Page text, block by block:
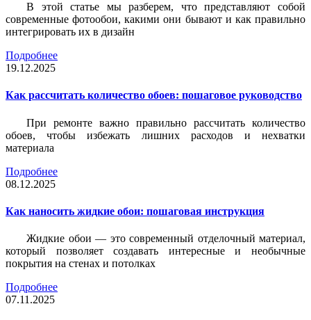
В этой статье мы разберем, что представляют собой
современные фотообои, какими они бывают и как правильно
интегрировать их в дизайн
Подробнее
19.12.2025
Как рассчитать количество обоев: пошаговое руководство
При ремонте важно правильно рассчитать количество
обоев, чтобы избежать лишних расходов и нехватки
материала
Подробнее
08.12.2025
Как наносить жидкие обои: пошаговая инструкция
Жидкие обои — это современный отделочный материал,
который позволяет создавать интересные и необычные
покрытия на стенах и потолках
Подробнее
07.11.2025